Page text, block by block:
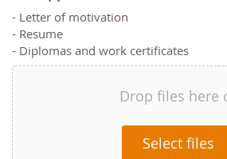
- Letter of motivation
- Resume
- Diplomas and work certificates
Drop files here
Select files